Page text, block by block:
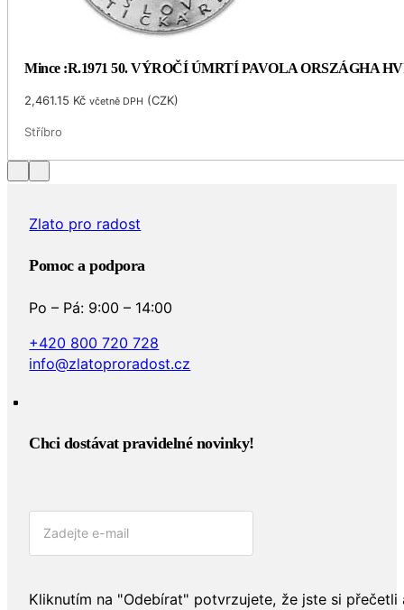
Mince :R.1971 50. VÝROČÍ ÚMRTÍ PAVOLA ORSZÁGHA
2,461.15 Kč včetně DPH (CZK)
Stříbro
Zlato pro radost
Pomoc a podpora
Po – Pá: 9:00 – 14:00
+420 800 720 728
info@zlatoproradost.cz
Chci dostávat pravidelné novinky!​
Kliknutím na "Odebírat" potvrzujete, že jste si přečetli